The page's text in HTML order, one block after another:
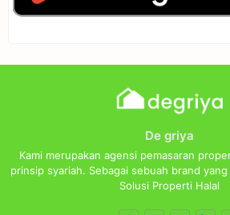
De griya
Kami merupakan agensi pemasaran
prinsip syariah. Sebagai sebuah brand
Solusi Properti Halal